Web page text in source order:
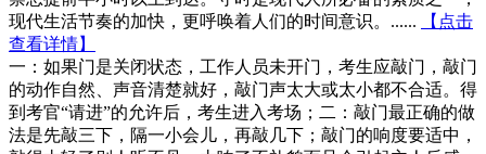
现代生活节奏的加快，更呼唤着人们的时间意识。......
【点击
查看详情】
一：如果门是关闭状态，工作人员未开门，考生应敲门，敲门
的动作自然、声音清楚就好，敲门声太大或太小都不合适。得
到考官“请进”的允许后，考生进入考场；二：敲门最正确的做
法是先敲三下，隔一小会儿，再敲几下；敲门的响度要适中，